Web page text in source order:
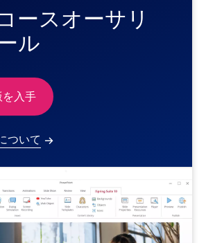
ースオーサリ
ル
入手
ついて →